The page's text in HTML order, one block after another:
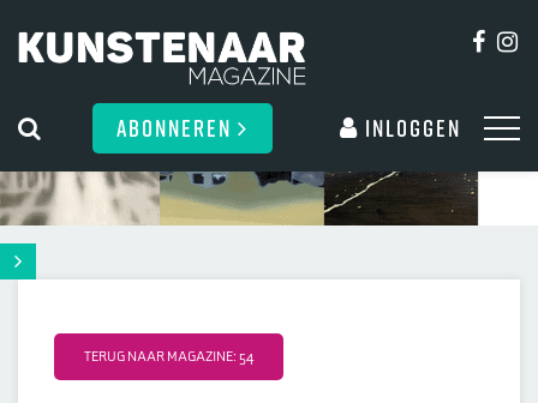
ABONNEREN Inloggen
TERUG NAAR MAGAZINE: 54